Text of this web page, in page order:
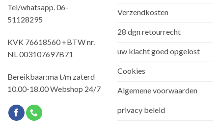
Tel/whatsapp. 06-
51128295
KVK 76618560 +BTW nr.
NL 003107697B71
Bereikbaar:ma t/m zaterd
10.00-18.00 Webshop 24/7
Verzendkosten
28 dgn retourrecht
uw klacht goed opgelost
Cookies
Algemene voorwaarden
privacy beleid